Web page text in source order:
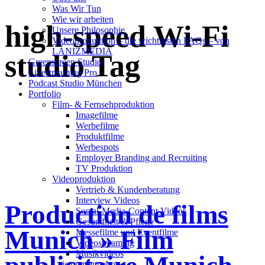
Was Wir Tun
Wie wir arbeiten
Unsere Philosophie
Videoproduktion – die wichtigsten FAQs – von
LANIZMEDIA
Greenscreen Studio
Livestreaming Pro
Podcast Studio München
Portfolio
Film- & Fernsehproduktion
Imagefilme
Werbefilme
Produktfilme
Werbespots
Employer Branding and Recruiting
TV Produktion
Videoproduktion
Vertrieb & Kundenberatung
Interview Videos
Social-Media-Content Videos
Gesundheit & Pflege
Mes­se­filme und Eventfilme
Video­strea­ming
Musikvideos
high-speed Wi-Fi
studio Tag
Production de films
Munich » Film